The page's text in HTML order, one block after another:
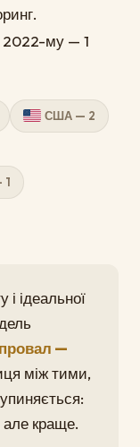
2022-му — 1
США — 2
1
і ідеальної
—
між тими,
але краще.